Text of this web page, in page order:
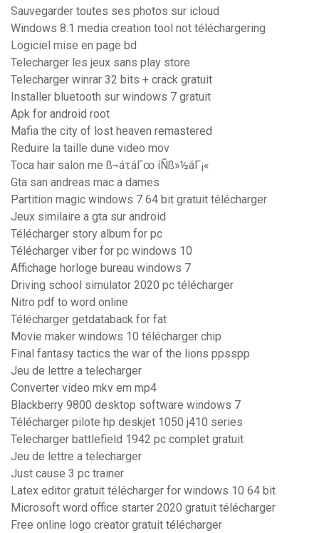
Sauvegarder toutes ses photos sur icloud
Windows 8.1 media creation tool not téléchargering
Logiciel mise en page bd
Telecharger les jeux sans play store
Telecharger winrar 32 bits + crack gratuit
Installer bluetooth sur windows 7 gratuit
Apk for android root
Mafia the city of lost heaven remastered
Reduire la taille dune video mov
Toca hair salon me ß¬áτáΓ∞ íÑß»½áΓ¡«
Gta san andreas mac a dames
Partition magic windows 7 64 bit gratuit télécharger
Jeux similaire a gta sur android
Télécharger story album for pc
Télécharger viber for pc windows 10
Affichage horloge bureau windows 7
Driving school simulator 2020 pc télécharger
Nitro pdf to word online
Télécharger getdataback for fat
Movie maker windows 10 télécharger chip
Final fantasy tactics the war of the lions ppsspp
Jeu de lettre a telecharger
Converter video mkv em mp4
Blackberry 9800 desktop software windows 7
Télécharger pilote hp deskjet 1050 j410 series
Telecharger battlefield 1942 pc complet gratuit
Jeu de lettre a telecharger
Just cause 3 pc trainer
Latex editor gratuit télécharger for windows 10 64 bit
Microsoft word office starter 2020 gratuit télécharger
Free online logo creator gratuit télécharger